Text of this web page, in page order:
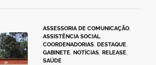
ASSESSORIA DE COMUNICAÇÃO,
ASSISTÊNCIA SOCIAL,
COORDENADORIAS, DESTAQUE,
GABINETE, NOTÍCIAS, RELEASE,
SAÚDE